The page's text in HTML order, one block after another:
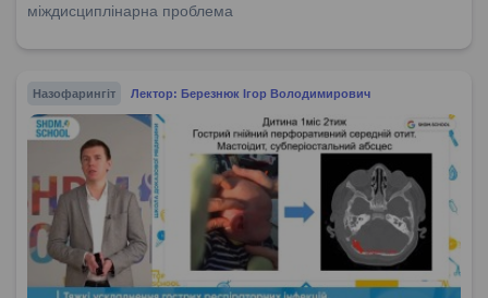
міждисциплінарна проблема
Назофарингіт Лектор: Березнюк Ігор Володимирович